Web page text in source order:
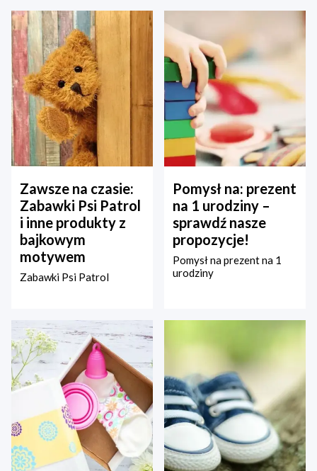
Zawsze na czasie:
Zabawki Psi Patrol
i inne produkty z
bajkowym
motywem
Zabawki Psi Patrol
Pomysł na: prezent
na 1 urodziny –
sprawdź nasze
propozycje!
Pomysł na prezent na 1
urodziny